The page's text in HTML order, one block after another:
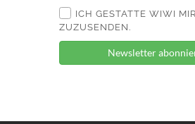
ICH GESTATTE WIWI
ZUZUSENDEN.
Newsletter